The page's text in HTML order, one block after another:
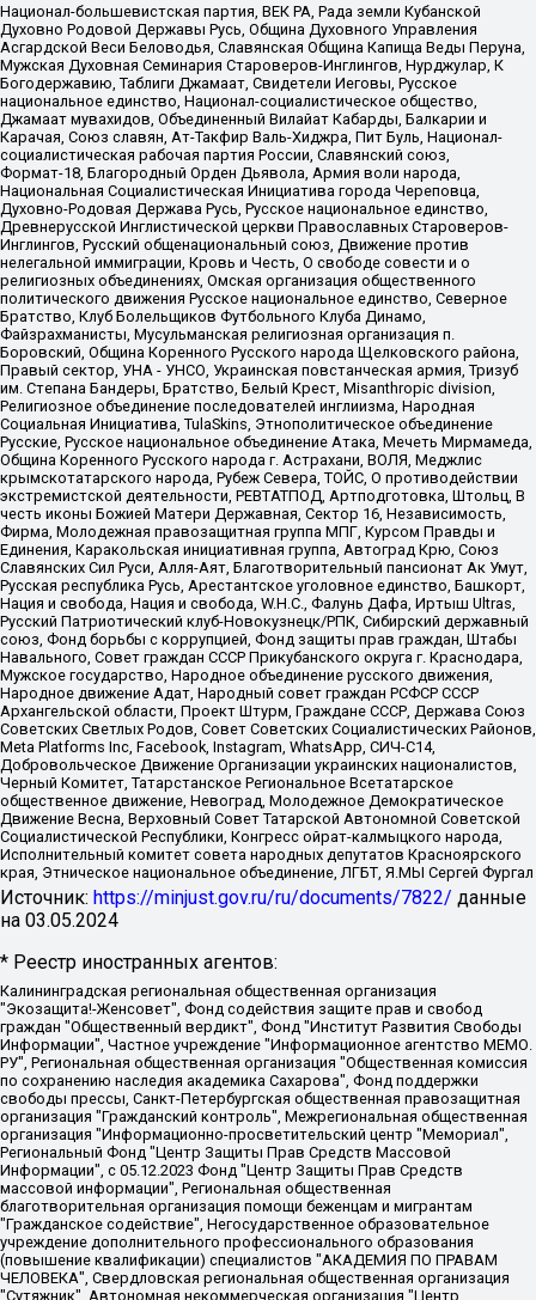
Национал-большевистская партия, ВЕК РА, Рада земли Кубанской
Духовно Родовой Державы Русь, Община Духовного Управления
Асгардской Веси Беловодья, Славянская Община Капища Веды Перуна,
Мужская Духовная Семинария Староверов-Инглингов, Нурджулар, К
Богодержавию, Таблиги Джамаат, Свидетели Иеговы, Русское
национальное единство, Национал-социалистическое общество,
Джамаат мувахидов, Объединенный Вилайат Кабарды, Балкарии и
Карачая, Союз славян, Ат-Такфир Валь-Хиджра, Пит Буль, Национал-
социалистическая рабочая партия России, Славянский союз,
Формат-18, Благородный Орден Дьявола, Армия воли народа,
Национальная Социалистическая Инициатива города Череповца,
Духовно-Родовая Держава Русь, Русское национальное единство,
Древнерусской Инглистической церкви Православных Староверов-
Инглингов, Русский общенациональный союз, Движение против
нелегальной иммиграции, Кровь и Честь, О свободе совести и о
религиозных объединениях, Омская организация общественного
политического движения Русское национальное единство, Северное
Братство, Клуб Болельщиков Футбольного Клуба Динамо,
Файзрахманисты, Мусульманская религиозная организация п.
Боровский, Община Коренного Русского народа Щелковского района,
Правый сектор, УНА - УНСО, Украинская повстанческая армия, Тризуб
им. Степана Бандеры, Братство, Белый Крест, Misanthropic division,
Религиозное объединение последователей инглиизма, Народная
Социальная Инициатива, TulaSkins, Этнополитическое объединение
Русские, Русское национальное объединение Атака, Мечеть Мирмамеда,
Община Коренного Русского народа г. Астрахани, ВОЛЯ, Меджлис
крымскотатарского народа, Рубеж Севера, ТОЙС, О противодействии
экстремистской деятельности, РЕВТАТПОД, Артподготовка, Штольц, В
честь иконы Божией Матери Державная, Сектор 16, Независимость,
Фирма, Молодежная правозащитная группа МПГ, Курсом Правды и
Единения, Каракольская инициативная группа, Автоград Крю, Союз
Славянских Сил Руси, Алля-Аят, Благотворительный пансионат Ак Умут,
Русская республика Русь, Арестантское уголовное единство, Башкорт,
Нация и свобода, Нация и свобода, W.H.С., Фалунь Дафа, Иртыш Ultras,
Русский Патриотический клуб-Новокузнецк/РПК, Сибирский державный
союз, Фонд борьбы с коррупцией, Фонд защиты прав граждан, Штабы
Навального, Совет граждан СССР Прикубанского округа г. Краснодара,
Мужское государство, Народное объединение русского движения,
Народное движение Адат, Народный совет граждан РСФСР СССР
Архангельской области, Проект Штурм, Граждане СССР, Держава Союз
Советских Светлых Родов, Совет Советских Социалистических Районов,
Meta Platforms Inc, Facebook, Instagram, WhatsApp, СИЧ-С14,
Добровольческое Движение Организации украинских националистов,
Черный Комитет, Татарстанское Региональное Всетатарское
общественное движение, Невоград, Молодежное Демократическое
Движение Весна, Верховный Совет Татарской Автономной Советской
Социалистической Республики, Конгресс ойрат-калмыцкого народа,
Исполнительный комитет совета народных депутатов Красноярского
края, Этническое национальное объединение, ЛГБТ, Я.МЫ Сергей Фургал
Источник: https://minjust.gov.ru/ru/documents/7822/ данные
на 03.05.2024
* Реестр иностранных агентов:
Калининградская региональная общественная организация "Экозащита!-Женсовет", Фонд содействия защите прав и свобод граждан "Общественный вердикт", Фонд "Институт Развития Свободы Информации", Частное учреждение "Информационное агентство МЕМО. РУ", Региональная общественная организация "Общественная комиссия по сохранению наследия академика Сахарова", Фонд поддержки свободы прессы, Санкт-Петербургская общественная правозащитная организация "Гражданский контроль", Межрегиональная общественная организация "Информационно-просветительский центр "Мемориал", Региональный Фонд "Центр Защиты Прав Средств Массовой Информации", с 05.12.2023 Фонд "Центр Защиты Прав Средств массовой информации", Региональная общественная благотворительная организация помощи беженцам и мигрантам "Гражданское содействие", Негосударственное образовательное учреждение дополнительного профессионального образования (повышение квалификации) специалистов "АКАДЕМИЯ ПО ПРАВАМ ЧЕЛОВЕКА", Свердловская региональная общественная организация "Сутяжник", Автономная некоммерческая организация "Центр независимых социологических исследований", Союз общественных объединений "Российский исследовательский центр по правам человека", Региональное общественное учреждение научно-информационный центр "МЕМОРИАЛ", Некоммерческая организация "Фонд защиты гласности", Автономная некоммерческая организация "Институт прав человека", Городская общественная организация "Екатеринбургское общество "МЕМОРИАЛ", Городская общественная организация "Рязанское историко-просветительское и правозащитное общество "Мемориал" (Рязанский Мемориал), Челябинский региональный орган общественной самодеятельности – женское общественное объединение "Женщины Евразии", Челябинский региональный орган общественной самодеятельности "Уральская правозащитная группа", Фонд содействия защите здоровья и социальной справедливости имени Андрея Рылькова, Автономная Некоммерческая Организация "Аналитический Центр Юрия Левады", Автономная некоммерческая организация социальной поддержки населения "Проект Апрель", Региональная общественная организация помощи женщинам и детям, находящимся в кризисной ситуации "Информационно-методический центр "Анна", Фонд содействия развитию массовых коммуникаций и правовому просвещению "Так-так-Так", Фонд содействия устойчивому развитию "Серебряная тайга", Свердловский региональный общественный фонд социальных проектов "Новое время", "Idel.Реалии", Кавказ.Реалии, Крым.Реалии, Телеканал Настоящее Время, Татаро-башкирская служба Радио Свобода (Azatliq Radiosi), Радио Свободная Европа/Радио Свобода (PCE/PC), "Сибирь.Реалии", "Фактограф", Благотворительный фонд помощи осужденным и их семьям, Автономная некоммерческая организация "Институт глобализации и социальных движений", Фонд "В защиту прав заключенных", Частное учреждение "Центр поддержки и содействия развитию средств массовой информации", Пензенский региональный общественный благотворительный фонд "Гражданский союз", "Север.Реалии", Некоммерческая организация Фонд "Правовая инициатива", Общество с ограниченной ответственностью "Радио Свободная Европа/Радио Свобода", Чешское информационное агентство "MEDIUM-ORIENT", Красноярская региональная общественная организация "Мы против СПИДа", Камалягин Денис Николаевич, Маркелов Сергей Евгеньевич, Пономарев Лев Александрович, Савицкая Людмила Алексеевна, Автономная некоммерческая организация "Центр по работе с проблемой насилия "НАСИЛИЮ.НЕТ", Межрегиональный профессиональный союз работников здравоохранения "Альянс врачей", Юридическое лицо, зарегистрированное в Латвийской Республике, SIA "Medusa Project" (регистрационный номер 40103797863, дата регистрации 10.06.2014), Некоммерческая организация "Фонд по борьбе с коррупцией", Автономная некоммерческая организация "Институт права и публичной политики", Баданин Роман Сергеевич, Гликин Максим Александрович, Железнова Мария Михайловна, Лукьянова Юлия Сергеевна, Маетная Елизавета Витальевна, Маняхин Петр Борисович, Чуракова Ольга Владимировна, Ярош Юлия Петровна, Юридическое лицо "The Insider SIA", зарегистрированное в Риге, Латвийская Республика (дата регистрации 26.06.2015), являющееся администратором доменного имени интернет-издания "The Insider SIA", https://theins.ru, Постернак Алексей Евгеньевич, Рубин Михаил Аркадьевич, Анин Роман Александрович, Юридическое лицо Istories fonds, зарегистрированное в Латвийской Республике (регистрационный номер 50008295751, дата регистрации 24.02.2020), Великовский Дмитрий Александрович, Долинина Ирина Николаевна, Мароховская Алеся Алексеевна, Шлейнов Роман Юрьевич, Шмагун Олеся Валентиновна, Общество с ограниченной ответственностью "Альтаир 2021", Общество с ограниченной ответственностью "Вега 2021", Общество с ограниченной ответственностью "Главный редактор 2021", Общество с ограниченной ответственностью "Ромашки монолит", Важенков Артем Валерьевич, Ивановская областная общественная организация "Центр гендерных исследований", Гурман Юрий Альбертович, Медиапроект "ОВД-Инфо", Егоров Владимир Владимирович, Жилинский Владимир Александрович, Общество с ограниченной ответственностью "ЗП", Иванова София Юрьевна, Карезина Инна Павловна, Кильтау Екатерина Викторовна, Петров Алексей Викторович, Пискунов Сергей Евгеньевич, Смирнов Сергей Сергеевич, Тихонов Михаил Сергеевич, Общество с ограниченной ответственностью "ЖУРНАЛИСТ-ИНОСТРАННЫЙ АГЕНТ", Арапова Галина Юрьевна, Вольтская Татьяна Анатольевна, Американская компания "Mason G.E.S. Anonymous Foundation" (США), являющаяся владельцем интернет-издания https://mnews.world/, Компания "Stichting Bellingcat", зарегистрированная в Нидерландах (дата регистрации 11.07.2018), Захаров Андрей Вячеславович, Клепиковская Екатерина Дмитриевна, Общество с ограниченной ответственностью "МЕМО", Перл Роман Александрович, Симонов Евгений Алексеевич, Соловьева Елена Анатольевна, Сотников Даниил Владимирович, Сурначева Елизавета Дмитриевна, Автономная некоммерческая организация по защите прав человека и информированию населения "Якутия – Наше Мнение", Общество с ограниченной ответственностью "Москоу диджитал медиа", с 26.01.2023 Общество с ограниченной ответственностью "Чайка Белые сады", Ветошкина Валерия Валерьевна, Заговора Максим Александрович, Межрегиональное общественное движение "Российская ЛГБТ - сеть", Оленичев Максим Владимирович, Павлов Иван Юрьевич, Скворцова Елена Сергеевна, Общество с ограниченной ответственностью "Как бы инагент", Кочетков Игорь Викторович, Общество с ограниченной ответственностью "Честные выборы", Еланчик Олег Александрович, Общество с ограниченной ответственностью "Нобелевский призыв", Гималова Регина Эмилевна, Григорьев Андрей Валерьевич, Григорьева Алина Александровна, Ассоциация по содействию защите прав призывников, альтернативнослужащих и военнослужащих "Правозащитная группа "Гражданин.Армия.Право", Хисамова Регина Фаритовна, Автономная некоммерческая организация по реализации социально-правовых программ "Лилит", Дальневосточное общественное движение "Маяк", Санкт-Петербургская ЛГБТ-инициативная группа "Выход", Инициативная группа ЛГБТ+ "Реверс", Алексеев Андрей Викторович, Бекбулатова Таисия Львовна, Беляев Иван Михайлович, Владыкина Елена Сергеевна, Гельман Марат Александрович, Никульшина Вероника Юрьевна, Толоконникова Надежда Андреевна, Шендерович Виктор Анатольевич, Общество с ограниченной ответственностью "Данное сообщение", Общество с ограниченной ответственностью Издательский дом "Новая глава", Айнбиндер Александра Александровна, Московский комьюнити-центр для ЛГБТ+инициатив, Благотворительный фонд развития филантропии, Deutsche Welle (Германия, Kurt-Schumacher-Strasse 3, 53113 Bonn), Борзунова Мария Михайловна, Воробьев Виктор Викторович, Голубева Анна Львовна, Константинова Алла Михайловна, Малкова Ирина Владимировна, Мурадов Мурад Абдулгалимович, Осетинская Елизавета Николаевна, Понасенков Евгений Николаевич, Ганапольский Матвей Юрьевич, Киселев Евгений Алексеевич, Борухович Ирина Григорьевна, Дремин Иван Тимофеевич, Дубровский Дмитрий Викторович, Красноярская региональная общественная организация поддержки и развития альтернативных образовательных технологий и межкультурных коммуникаций "ИНТЕРРА", Маяковская Екатерина Алексеевна, Фейгин Марк Захарович, Филимонов Андрей Викторович, Дзугкоева Регина Николаевна, Доброхотов Роман Александрович, Дудь Юрий Александрович, Елкин Сергей Владимирович, Кругликов Кирилл Игоревич, Сабунаева Мария Леонидовна, Семенов Алексей Владимирович, Шаинян Карен Багратович, Шульман Екатерина Михайловна, Асафьев Артур Валерьевич, Вахштайн Виктор Семенович, Венедиктов Алексей Алексеевич, Лушникова Екатерина Евгеньевна, Волков Леонид Михайлович, Невзоров Александр Глебович, Пархоменко Сергей Борисович, Сироткин Ярослав Николаевич, Кара-Мурза Владимир Владимирович, Баранова Наталья Владимировна, Гозман Леонид Яковлевич, Кагарлицкий Борис Юльевич, Климарев Михаил Валерьевич, Милов Владимир Станиславович, Автономная некоммерческая организация Краснодарский центр современного искусства "Типография", Моргенштерн Алишер Тагирович, Соболь Любовь Эдуардовна, Общество с ограниченной ответственностью "ЛИЗА НОРМ", Каспаров Гарри Кимович, Ходорковский Михаил Борисович, Общество с ограниченной ответственностью "Апрельские тезисы", Данилович Ирина Брониславовна, Кашин Олег Владимирович, Петров Николай Владимирович, Пивоваров Алексей Владимирович, Соколов Михаил Владимирович, Цветкова Юлия Владимировна, Чичваркин Евгений Александрович, Комитет против пыток/Команда против пыток, Общество с ограниченной ответственностью "Первый научный", Общество с ограниченной ответственностью "Вертолет и ко", Белоцерковская Вероника Борисовна, Кац Максим Евгеньевич, Лазарева Татьяна Юрьевна, Шаведдинов Руслан Табризович, Яшин Илья Валерьевич, Общество с ограниченной ответственностью "Иноагент ААВ", Алешковский Дмитрий Петрович, Альбац Евгения Марковна, Быков Дмитрий Львович, Галямина Юлия Евгеньевна, Лойко Сергей Леонидович, Мартынов Кирилл Константинович, Медведев Сергей Александрович, Крашенинников Федор Геннадиевич, Гордеева Катерина Вл